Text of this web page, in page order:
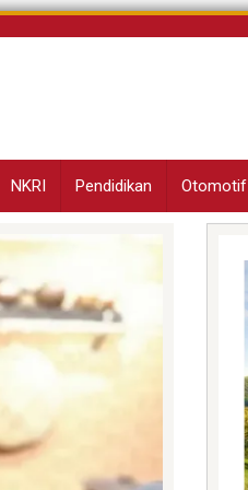
NKRI Pendidikan Otomotif